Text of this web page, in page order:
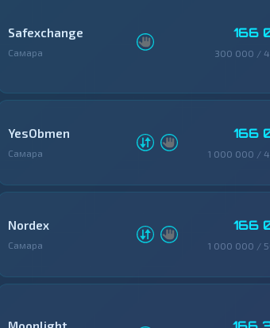
Safexchange
Самара
166
300 000 /
YesObmen
Самара
166
1 000 000 /
Nordex
Самара
166
1 000 000 /